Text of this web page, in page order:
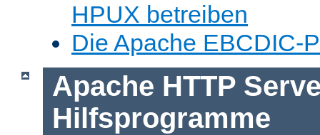
HPUX betreiben
Die Apache EBCDIC-
Apache HTTP
Hilfsprogramme